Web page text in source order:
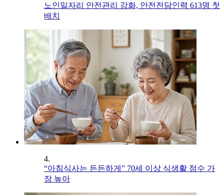
노인일자리 안전관리 강화, 안전전담인력 613명 첫
배치
4.
“아침식사는 든든하게” 70세 이상 식생활 점수 가
장 높아